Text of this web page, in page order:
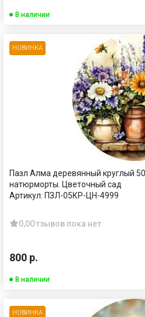
В наличии
НОВИНКА
Пазл Алма деревянный круглый
натюрморты. Цветочный сад
Артикул: ПЗЛ-05КР-ЦН-4999
0,0Отзывов пока нет
800 р.
В наличии
НОВИНКА